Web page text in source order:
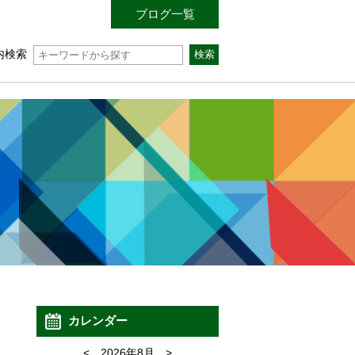
ブログ一覧
検索
カレンダー